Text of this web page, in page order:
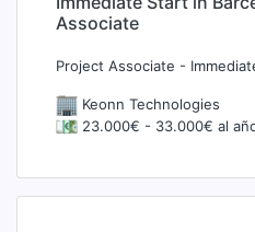
Associate
Project Associate -
Keonn Technologies
23.000€ - 33.000€ al